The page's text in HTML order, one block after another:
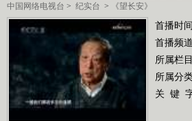
中国网络电视台 > 纪实台 > 《望长安》
首播时
首播频道
所属栏目
所属分
关 键